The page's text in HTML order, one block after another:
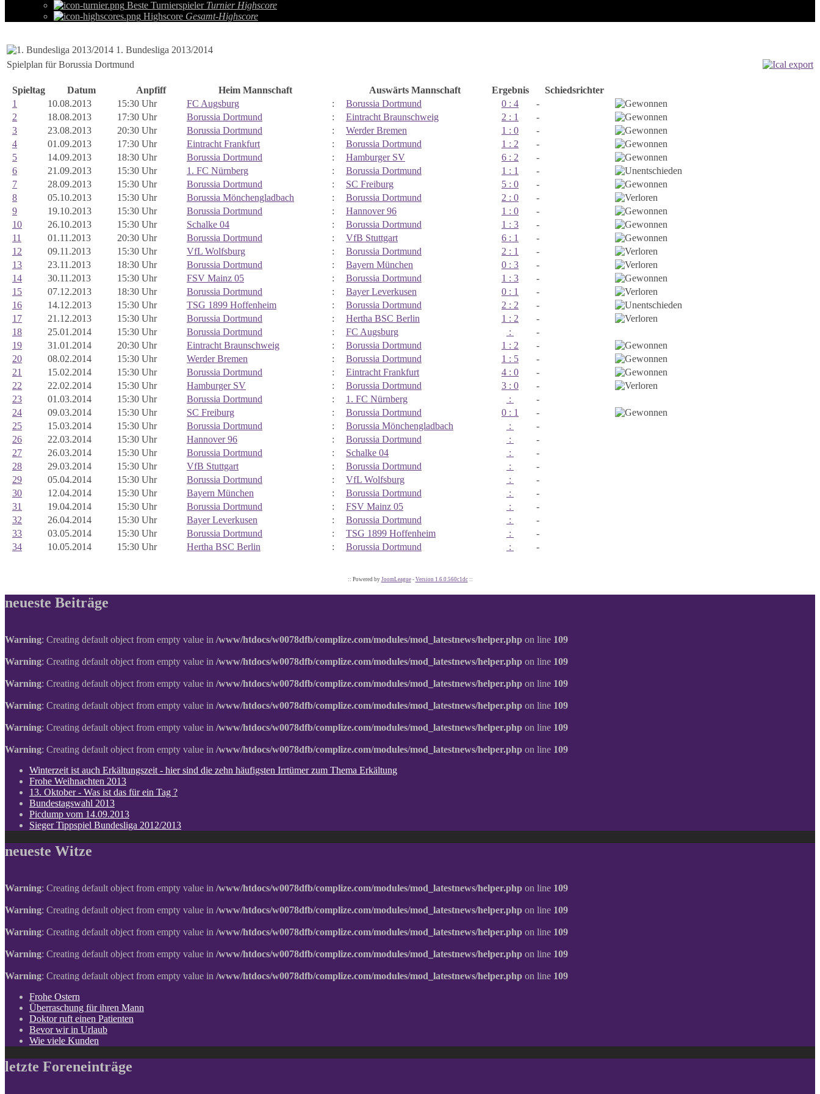
Beste Turnierspieler Turnier Highscore
Highscore Gesamt-Highscore
1. Bundesliga 2013/2014
Spielplan für Borussia Dortmund
Spieltag Datum Anpfiff Heim Mannschaft Auswärts Mannschaft Ergebnis
Schiedsrichter
1
10.08.2013 15:30 Uhr FC Augsburg : Borussia Dortmund 0 : 4
-
2
18.08.2013 17:30 Uhr Borussia Dortmund : Eintracht Braunschweig 2 : 1
-
3
23.08.2013 20:30 Uhr Borussia Dortmund : Werder Bremen 1 : 0
-
4
01.09.2013 17:30 Uhr Eintracht Frankfurt : Borussia Dortmund 1 : 2
-
5
14.09.2013 18:30 Uhr Borussia Dortmund : Hamburger SV 6 : 2
-
6
21.09.2013 15:30 Uhr 1. FC Nürnberg : Borussia Dortmund 1 : 1
-
7
28.09.2013 15:30 Uhr Borussia Dortmund : SC Freiburg 5 : 0
-
8
05.10.2013 15:30 Uhr Borussia Mönchengladbach : Borussia Dortmund 2 : 0
-
9
19.10.2013 15:30 Uhr Borussia Dortmund : Hannover 96 1 : 0
-
10
26.10.2013 15:30 Uhr Schalke 04 : Borussia Dortmund 1 : 3
-
11
01.11.2013 20:30 Uhr Borussia Dortmund : VfB Stuttgart 6 : 1
-
12
09.11.2013 15:30 Uhr VfL Wolfsburg : Borussia Dortmund 2 : 1
-
13
23.11.2013 18:30 Uhr Borussia Dortmund : Bayern München 0 : 3
-
14
30.11.2013 15:30 Uhr FSV Mainz 05 : Borussia Dortmund 1 : 3
-
15
07.12.2013 18:30 Uhr Borussia Dortmund : Bayer Leverkusen 0 : 1
-
16
14.12.2013 15:30 Uhr TSG 1899 Hoffenheim : Borussia Dortmund 2 : 2
-
17
21.12.2013 15:30 Uhr Borussia Dortmund : Hertha BSC Berlin 1 : 2
-
18
25.01.2014 15:30 Uhr Borussia Dortmund : FC Augsburg :
-
19
31.01.2014 20:30 Uhr Eintracht Braunschweig : Borussia Dortmund 1 : 2
-
20
08.02.2014 15:30 Uhr Werder Bremen : Borussia Dortmund 1 : 5
-
21
15.02.2014 15:30 Uhr Borussia Dortmund : Eintracht Frankfurt 4 : 0
-
22
22.02.2014 15:30 Uhr Hamburger SV : Borussia Dortmund 3 : 0
-
23
01.03.2014 15:30 Uhr Borussia Dortmund : 1. FC Nürnberg :
-
24
09.03.2014 15:30 Uhr SC Freiburg : Borussia Dortmund 0 : 1
-
25
15.03.2014 15:30 Uhr Borussia Dortmund : Borussia Mönchengladbach :
-
26
22.03.2014 15:30 Uhr Hannover 96 : Borussia Dortmund :
-
27
26.03.2014 15:30 Uhr Borussia Dortmund : Schalke 04 :
-
28
29.03.2014 15:30 Uhr VfB Stuttgart : Borussia Dortmund :
-
29
05.04.2014 15:30 Uhr Borussia Dortmund : VfL Wolfsburg :
-
30
12.04.2014 15:30 Uhr Bayern München : Borussia Dortmund :
-
31
19.04.2014 15:30 Uhr Borussia Dortmund : FSV Mainz 05 :
-
32
26.04.2014 15:30 Uhr Bayer Leverkusen : Borussia Dortmund :
-
33
03.05.2014 15:30 Uhr Borussia Dortmund : TSG 1899 Hoffenheim :
-
34
10.05.2014 15:30 Uhr Hertha BSC Berlin : Borussia Dortmund : -
:: Powered by JoomLeague- Version 1.6.0.560c1dc::
neueste Beiträge
Warning: Creating default object from empty value in /www/htdocs/w0078dfb/complize.com/modules/mod_latestnews/helper.php on line 109
Warning: Creating default object from empty value in /www/htdocs/w0078dfb/complize.com/modules/mod_latestnews/helper.php on line 109
Warning: Creating default object from empty value in /www/htdocs/w0078dfb/complize.com/modules/mod_latestnews/helper.php on line 109
Warning: Creating default object from empty value in /www/htdocs/w0078dfb/complize.com/modules/mod_latestnews/helper.php on line 109
Warning: Creating default object from empty value in /www/htdocs/w0078dfb/complize.com/modules/mod_latestnews/helper.php on line 109
Warning: Creating default object from empty value in /www/htdocs/w0078dfb/complize.com/modules/mod_latestnews/helper.php on line 109
Winterzeit ist auch Erkältungszeit - hier sind die zehn häufigsten Irrtümer zum Thema Erkältung
Frohe Weihnachten 2013
13. Oktober - Was ist das für ein Tag ?
Bundestagswahl 2013
Picdump vom 14.09.2013
Sieger Tippspiel Bundesliga 2012/2013
neueste Witze
Warning: Creating default object from empty value in /www/htdocs/w0078dfb/complize.com/modules/mod_latestnews/helper.php on line 109
Warning: Creating default object from empty value in /www/htdocs/w0078dfb/complize.com/modules/mod_latestnews/helper.php on line 109
Warning: Creating default object from empty value in /www/htdocs/w0078dfb/complize.com/modules/mod_latestnews/helper.php on line 109
Warning: Creating default object from empty value in /www/htdocs/w0078dfb/complize.com/modules/mod_latestnews/helper.php on line 109
Warning: Creating default object from empty value in /www/htdocs/w0078dfb/complize.com/modules/mod_latestnews/helper.php on line 109
Frohe Ostern
Überraschung für ihren Mann
Doktor ruft einen Patienten
Bevor wir in Urlaub
Wie viele Kunden
letzte Foreneinträge